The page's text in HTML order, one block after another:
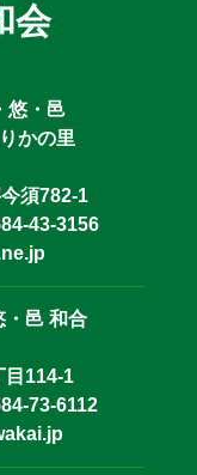
会
悠・邑
かの里
須782-1
43-3156
・邑 和合
目114-1
73-6112